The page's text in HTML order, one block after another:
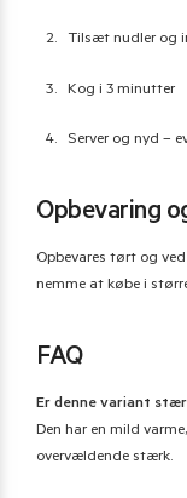
Tilsæt nudler og
Kog i 3 minutter
Server og nyd –
Opbevaring
Opbevares tørt og
nemme at købe i
FAQ
Er denne variant
Den har en mild
overvældende stærk.